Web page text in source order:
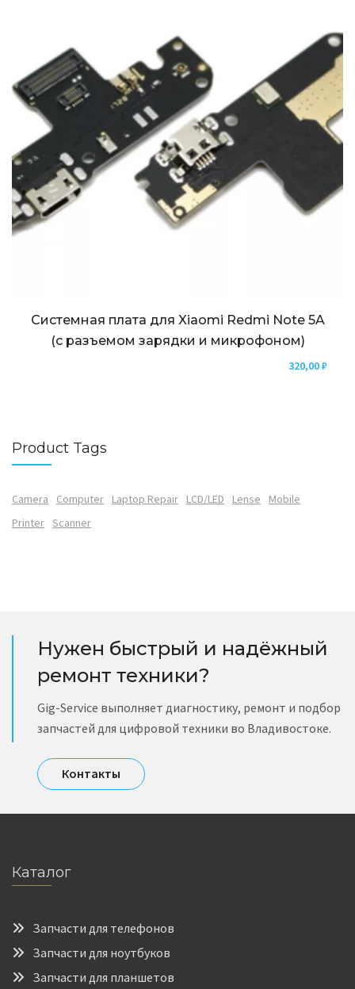
Системная плата для Xiaomi Redmi Note 5A
(с разъемом зарядки и микрофоном)
320,00₽
Product Tags
Camera Computer Laptop Repair LCD/LED Lense
Mobile
Printer Scanner
Нужен быстрый и надёжный
ремонт техники?
Gig-Service выполняет диагностику, ремонт и подбор
запчастей для цифровой техники во Владивостоке.
Контакты
Каталог
Запчасти для телефонов
Запчасти для ноутбуков
Запчасти для планшетов